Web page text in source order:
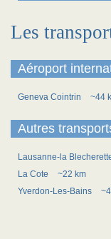
Les
Aéroport
Geneva Cointrin ~44
Autres
Lausanne-la
La Cote
~22 km
Yverdon-Les-Bains